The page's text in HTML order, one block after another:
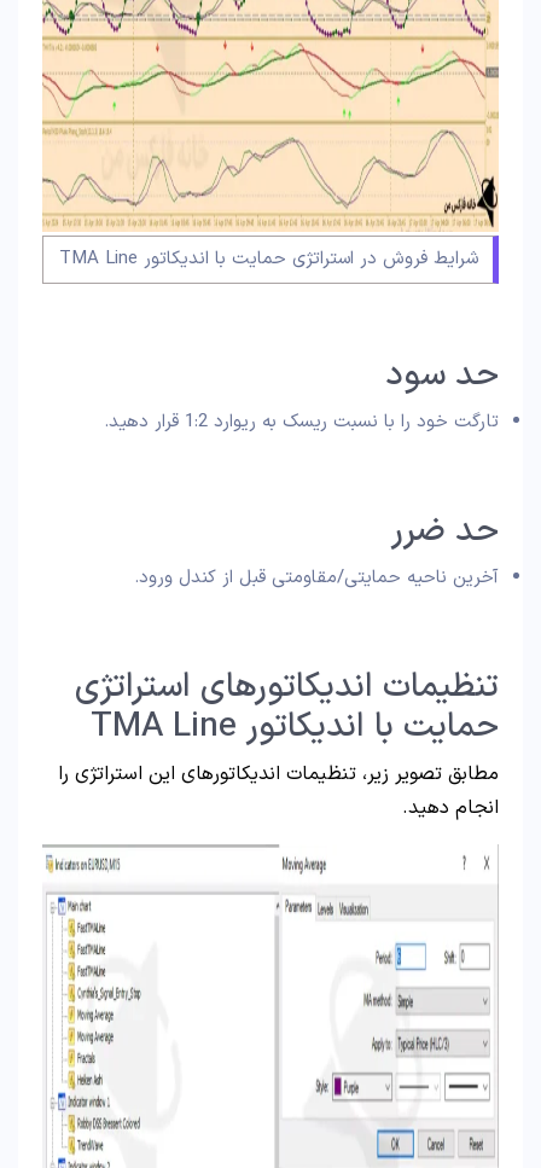
شرایط فروش در استراتژی حمایت با اندیکاتور TMA Line
حد سود
تارگت خود را با نسبت ریسک به ریوارد 1:2 قرار دهید.
حد ضرر
آخرین ناحیه حمایتی/مقاومتی قبل از کندل ورود.
تنظیمات اندیکاتورهای استراتژی
حمایت با اندیکاتور TMA Line
مطابق تصویر زیر، تنظیمات اندیکاتورهای این استراتژی را
انجام دهید.